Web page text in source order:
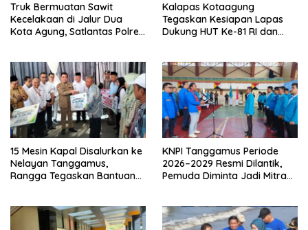
Truk Bermuatan Sawit
Kecelakaan di Jalur Dua
Kota Agung, Satlantas Polres
Kalapas Kotaagung
Tegaskan Kesiapan Lapas
Dukung HUT Ke-81 RI dan
15 Mesin Kapal Disalurkan ke
Nelayan Tanggamus,
Rangga Tegaskan Bantuan
KNPI Tanggamus Periode
2026–2029 Resmi Dilantik,
Pemuda Diminta Jadi Mitra